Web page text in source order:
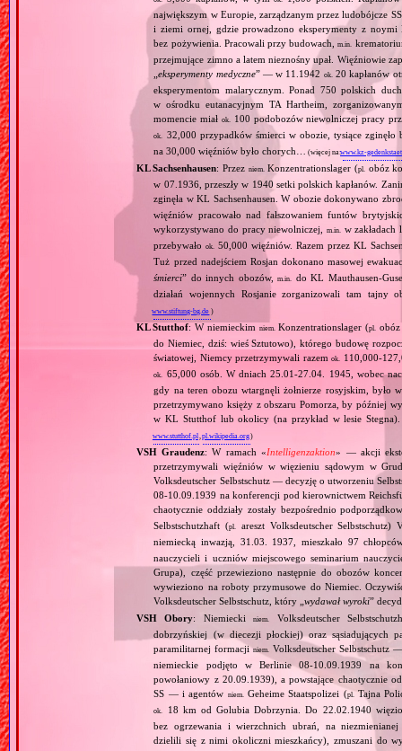
największym w Europie, zarządzanym przez ludobójcze
i ziemi ornej, gdzie prowadzono eksperymenty z
bez pożywienia. Pracowali przy budowach,m.in.
przejmujące zimno a latem nieznośny upał. Więźniowie
„eksperymenty medyczne” — w 11.1942 ok. 20 kapłanów
eksperymentom malarycznym. Ponad 750 polskich
w ośrodku eutanacyjnym TA Hartheim,
momencie miałok. 100 podobozów niewolniczej pracy
ok. 32,000 przypadków śmierci w obozie, tysiące
na 30,000 więźniów było chorych…
(więcej na:www.kz-
KL Sachsenhausen: Przez niem. Konzentrationslager (pl. obóz
w 07.1936, przeszły w 1940 setki polskich kapłanów.
zginęła w KL Sachsenhausen. W obozie dokonywano
więźniów pracowało nad fałszowaniem funtów
wykorzystywano do pracy niewolniczej,m.in. w
przebywałook. 50,000 więźniów. Razem przez KL
Tuż przed nadejściem Rosjan dokonano masowej
śmierci” do innych obozów,m.in. do KL
działań wojennych Rosjanie zorganizowali tam tajny
www.stiftung-bg.de )
KL Stutthof: W niemieckim niem. Konzentrationslager (pl.
do Niemiec, dziś: wieś Sztutowo), którego budowę
światowej, Niemcy przetrzymywali razemok.
ok. 65,000 osób. W dniach 25.01‐27.04. 1945, wobec
gdy na teren obozu wtargnęli żołnierze rosyjskim,
przetrzymywano księży z obszaru Pomorza, by później
w KL Stutthof lub okolicy (na przykład w lesie
www.stutthof.pl,pl.wikipedia.org)
VSH Graudenz: W ramach «Intelligenzaktion» — akcji
przetrzymywali więźniów w więzieniu sądowym w
Volksdeutscher Selbstschutz — decyzję o utworzeniu
08‐10.09.1939 na konferencji pod kierownictwem
chaotycznie oddziały zostały bezpośrednio
Selbstschutzhaft (pl.
areszt Volksdeutscher
niemiecką inwazją, 31.03. 1937, mieszkało 97
nauczycieli i uczniów miejscowego seminarium
Grupa), część przewieziono następnie do obozów
wywieziono na roboty przymusowe do Niemiec.
Volksdeutscher Selbstschutz, który „wydawał wyroki”
VSH Obory: Niemieckiniem.
Volksdeutscher
dobrzyńskiej (w diecezji płockiej) oraz sąsiadujących
paramilitarnej formacjiniem. Volksdeutscher Selbstschutz
niemieckie podjęto w Berlinie 08‐10.09.1939 na
powołaniowy z 20.09.1939), a powstające chaotycznie
SS — i agentów niem. Geheime Staatspolizei (pl.Tajna
ok.
18 km od Golubia Dobrzynia. Do 22.02.1940
bez ogrzewania i wierzchnich ubrań, na
dzielili się z nimi okoliczni mieszkańcy), zmuszani do